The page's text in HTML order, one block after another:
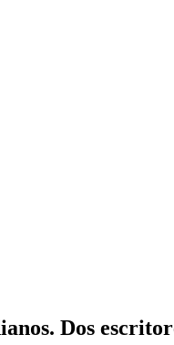
Dos